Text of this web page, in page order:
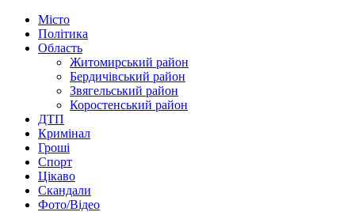
Місто
Політика
Область
Житомирський район
Бердичівський район
Звягельський район
Коростенський район
ДТП
Кримінал
Гроші
Спорт
Цікаво
Скандали
Фото/Відео